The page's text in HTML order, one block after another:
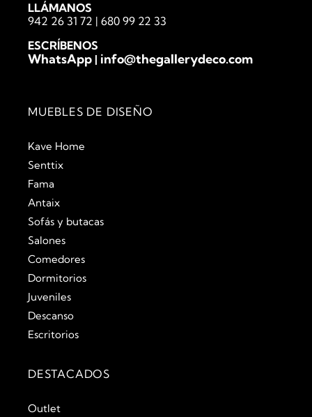
LLÁMANOS
942 26 31 72 | 680 99 22 33
ESCRÍBENOS
WhatsApp| info@thegallerydeco.com
MUEBLES DE DISEÑO
Kave Home
Senttix
Fama
Antaix
Sofás y butacas
Salones
Comedores
Dormitorios
Juveniles
Descanso
Escritorios
DESTACADOS
Outlet